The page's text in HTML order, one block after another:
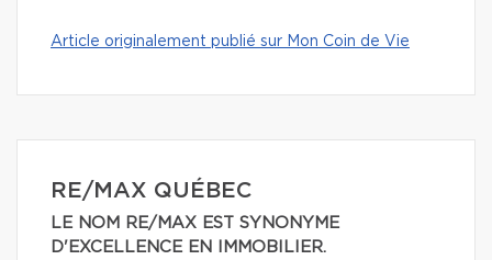
Article originalement publié sur Mon Coin de Vie
RE/MAX QUÉBEC
LE NOM RE/MAX EST SYNONYME
D'EXCELLENCE EN IMMOBILIER.